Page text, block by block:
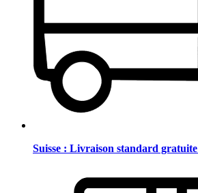
Suisse : Livraison standard gratuite